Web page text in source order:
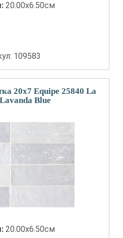
20.00x6.50см
109583
20x7 Equipe 25840 La
Blue
20.00x6.50см